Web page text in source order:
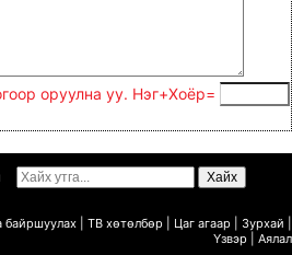
оруулна уу. Нэг+Xoёp=
байршуулах ТВ хөтөлбөр Цаг агаар Зурхай
Үзвэр Аялал